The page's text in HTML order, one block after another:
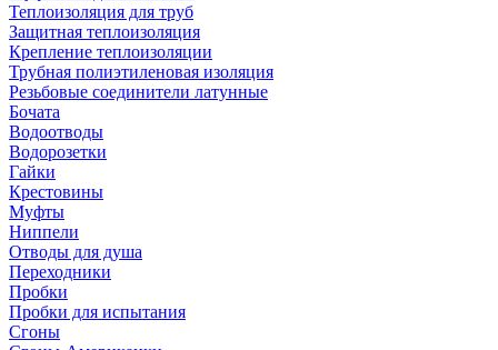
Теплоизоляция для труб
Защитная теплоизоляция
Крепление теплоизоляции
Трубная полиэтиленовая изоляция
Резьбовые соединители латунные
Бочата
Водоотводы
Водорозетки
Гайки
Крестовины
Муфты
Ниппели
Отводы для душа
Переходники
Пробки
Пробки для испытания
Сгоны